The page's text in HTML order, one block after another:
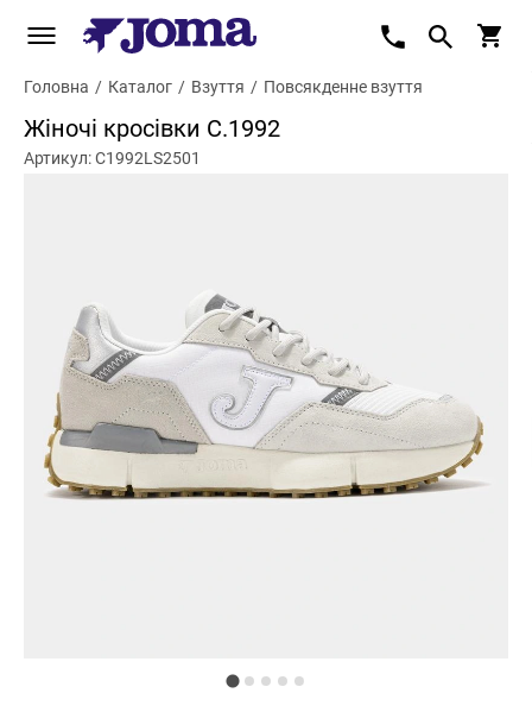
Головна / Каталог / Взуття / Повсякденне взуття
Жіночі кросівки С.1992
Артикул: C1992LS2501